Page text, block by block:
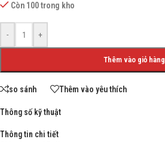
Còn 100 trong kho
- +
Thêm vào giỏ hàng
so sánh Thêm vào yêu thích
Thông số kỹ thuật
Thông tin chi tiết